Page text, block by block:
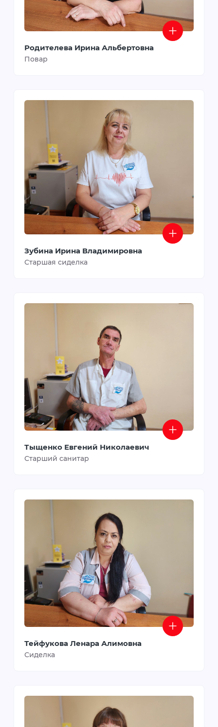
Родителева Ирина Альбертовна
Повар
Зубина Ирина Владимировна
Старшая сиделка
Тыщенко Евгений Николаевич
Старший санитар
Тейфукова Ленара Алимовна
Сиделка